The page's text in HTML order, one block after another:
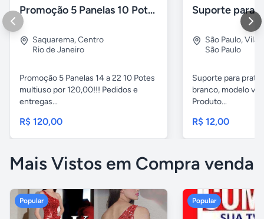
Promoção 5 Panelas 10 Potes Multiuso
Saquarema,Centro
Rio de Janeiro
Promoção 5 Panelas 14 a 22 10 Potes
multiuso por 120,00!!! Pedidos e
entregas...
R$ 120,00
São Paulo,Vila
São Paulo
Suporte para
branco, modelo
Produto...
R$ 12,00
Mais Vistos em Compra venda
Popular Popular